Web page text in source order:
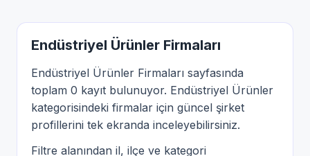
Endüstriyel Ürünler Firmaları
Endüstriyel Ürünler Firmaları sayfasında
toplam 0 kayıt bulunuyor. Endüstriyel Ürünler
kategorisindeki firmalar için güncel şirket
profillerini tek ekranda inceleyebilirsiniz.
Filtre alanından il, ilçe ve kategori